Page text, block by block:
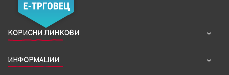
КОРИСНИ ЛИНКОВИ
ИНФОРМАЦИИ